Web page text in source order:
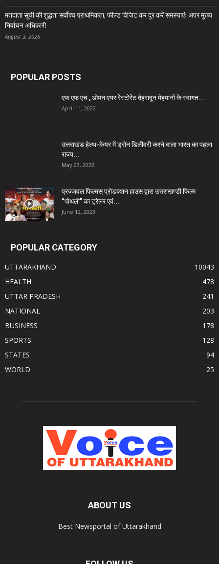
मतदाता सूची की शुद्धता सर्वाेच्च प्राथमिकता, फील्ड विजिट कर दूर करें समस्याएंः अपर मुख्य
निर्वाचन अधिकारी
August 3, 2026
POPULAR POSTS
एफ एफ एच , ओपन एयर रेस्टोरेंट देहरादून मेहमानों के स्वागत...
April 11, 2022
उत्तराखंड हेल्थ-केयर में ड्रोन डिलीवरी करने वाला भारत का पहला
राज्य...
May 23, 2022
प्रज्जवल फिल्मस् प्रोडक्शन हाउस द्वारा उत्तराखण्डी फिल्म
“पोथली” का ट्रेलर एवं...
June 12, 2023
POPULAR CATEGORY
UTTARAKHAND
10043
HEALTH
478
UTTAR PRADESH
241
NATIONAL
203
BUSINESS
178
SPORTS
128
STATES
94
WORLD
25
ABOUT US
Best Newsportal of Uttarakhand